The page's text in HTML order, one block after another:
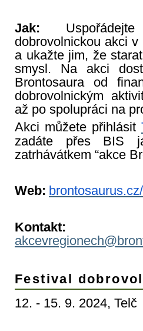
Jak:
dobrovolnickou akci
a ukažte jim, že
smysl. Na akci
Brontosaura od
dobrovolnickým
až po spolupráci na
Akci můžete přihlásit
zadáte přes BIS
zatrhávátkem “akce
Web:
Festival
12. - 15. 9. 2024, Telč